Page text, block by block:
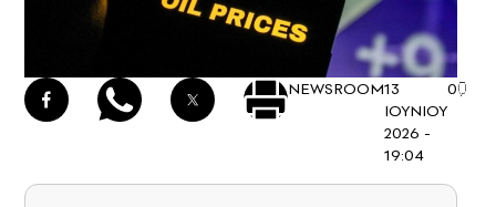
NEWSROOM13
ΙΟΥΝΙΟΥ
2026 -
19:04
0